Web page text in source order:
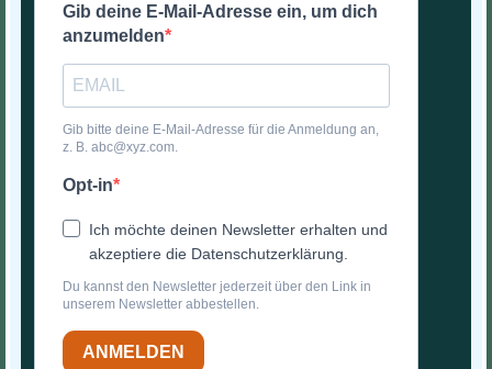
Gib deine E-Mail-Adresse ein, um dich
anzumelden
Gib bitte deine E-Mail-Adresse für die Anmeldung an,
z. B. abc@xyz.com.
Opt-in
Ich möchte deinen Newsletter erhalten und
akzeptiere die Datenschutzerklärung.
Du kannst den Newsletter jederzeit über den Link in
unserem Newsletter abbestellen.
ANMELDEN